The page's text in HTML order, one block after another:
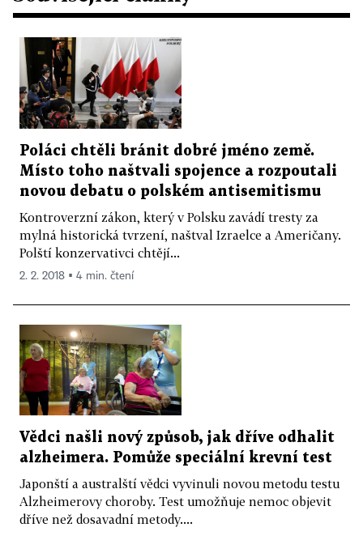
Poláci chtěli bránit dobré jméno země.
Místo toho naštvali spojence a rozpoutali
novou debatu o polském antisemitismu
Kontroverzní zákon, který v Polsku zavádí tresty za
mylná historická tvrzení, naštval Izraelce a Američany.
Polští konzervativci chtějí...
2. 2. 2018 ▪ 4 min. čtení
Vědci našli nový způsob, jak dříve odhalit
alzheimera. Pomůže speciální krevní test
Japonští a australští vědci vyvinuli novou metodu testu
Alzheimerovy choroby. Test umožňuje nemoc objevit
dříve než dosavadní metody....